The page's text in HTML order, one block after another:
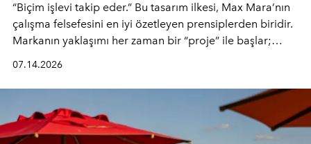
“Biçim işlevi takip eder.” Bu tasarım ilkesi, Max Mara’nın
çalışma felsefesini en iyi özetleyen prensiplerden biridir.
Markanın yaklaşımı her zaman bir “proje” ile başlar;
(savoir-faire) buluşan parçalara dönüştürmek.
07.14.2026